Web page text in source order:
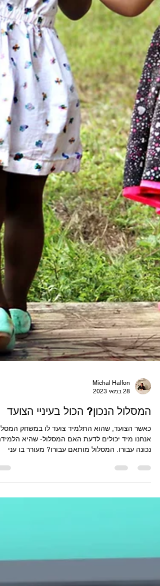
Michal Halfon
28 במאי 2023
המסלול הנכון? הכול בעיניי הצועד
כאשר הצועד, שהוא התלמיד צועד לו במשחק
נכונה עבורו. המסלול מותאם עבורו? מעורר בו עני